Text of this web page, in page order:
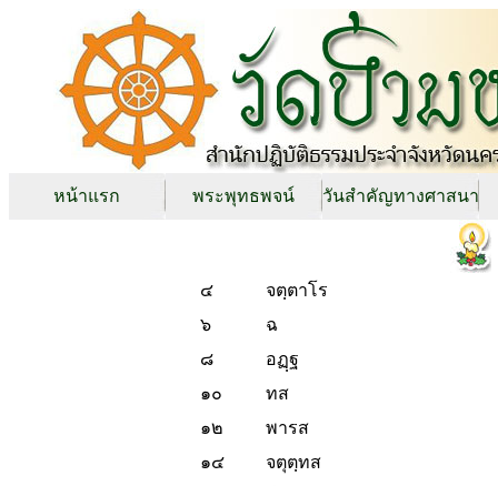
หน้าแรก พระพุทธพจน์ วันสำคัญทางศาสนา
๔
จตฺตาโร
๖
ฉ
๘
อฏฺฐ
๑๐
ทส
๑๒
พารส
๑๔
จตุตฺทส